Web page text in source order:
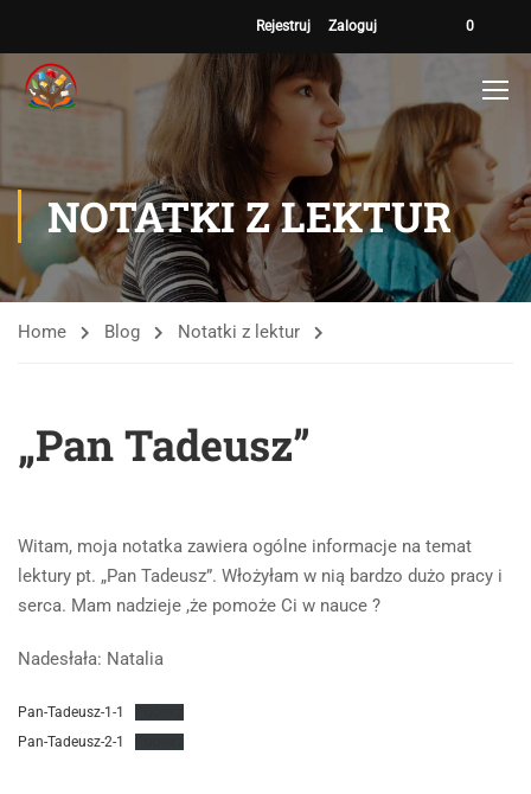
Rejestruj Zaloguj 0
NOTATKI Z LEKTUR
Home Blog Notatki z lektur
„Pan Tadeusz”
Witam, moja notatka zawiera ogólne informacje na temat
lektury pt. „Pan Tadeusz”. Włożyłam w nią bardzo dużo pracy i
serca. Mam nadzieje ,że pomoże Ci w nauce ?
Nadesłała: Natalia
Pan-Tadeusz-1-1
Pan-Tadeusz-2-1